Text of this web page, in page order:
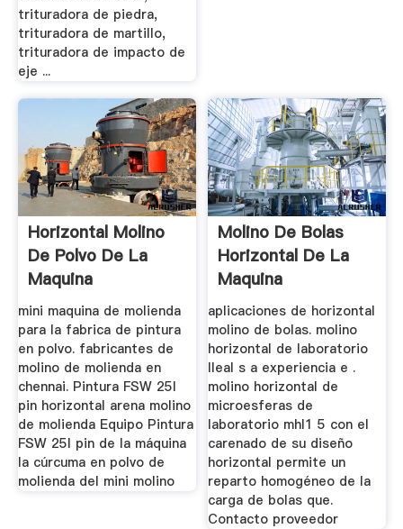
trituradora de piedra,
trituradora de martillo,
trituradora de impacto de
eje ...
Horizontal Molino
De Polvo De La
Maquina
mini maquina de molienda
para la fabrica de pintura
en polvo. fabricantes de
molino de molienda en
chennai. Pintura FSW 25l
pin horizontal arena molino
de molienda Equipo Pintura
FSW 25l pin de la máquina
la cúrcuma en polvo de
molienda del mini molino
Molino De Bolas
Horizontal De La
Maquina
aplicaciones de horizontal
molino de bolas. molino
horizontal de laboratorio
lleal s a experiencia e .
molino horizontal de
microesferas de
laboratorio mhl1 5 con el
carenado de su diseño
horizontal permite un
reparto homogéneo de la
carga de bolas que.
Contacto proveedor